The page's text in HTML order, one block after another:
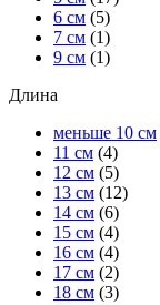
6 см (5)
7 см (1)
9 см (1)
Длина
меньше 10 см
11 см (4)
12 см (5)
13 см (12)
14 см (6)
15 см (4)
16 см (4)
17 см (2)
18 см (3)